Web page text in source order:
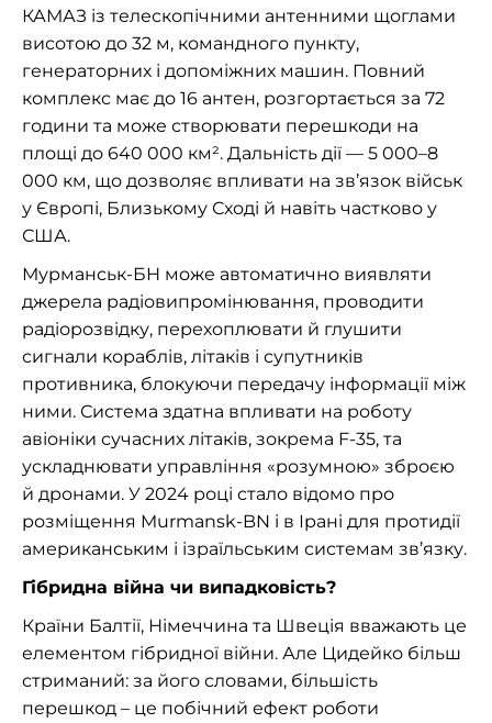
КАМАЗ із телескопічними антенними щоглами
висотою до 32 м, командного пункту,
генераторних і допоміжних машин. Повний
комплекс має до 16 антен, розгортається за 72
години та може створювати перешкоди на
площі до 640 000 км². Дальність дії — 5 000–8
000 км, що дозволяє впливати на зв’язок військ
у Європі, Близькому Сході й навіть частково у
США.
Мурманськ-БН може автоматично виявляти
джерела радіовипромінювання, проводити
радіорозвідку, перехоплювати й глушити
сигнали кораблів, літаків і супутників
противника, блокуючи передачу інформації між
ними. Система здатна впливати на роботу
авіоніки сучасних літаків, зокрема F-35, та
ускладнювати управління «розумною» зброєю
й дронами. У 2024 році стало відомо про
розміщення Murmansk-BN і в Ірані для протидії
американським і ізраїльським системам зв’язку.
Гібридна війна чи випадковість?
Країни Балтії, Німеччина та Швеція вважають це
елементом гібридної війни. Але Цидейко більш
стриманий: за його словами, більшість
перешкод – це побічний ефект роботи